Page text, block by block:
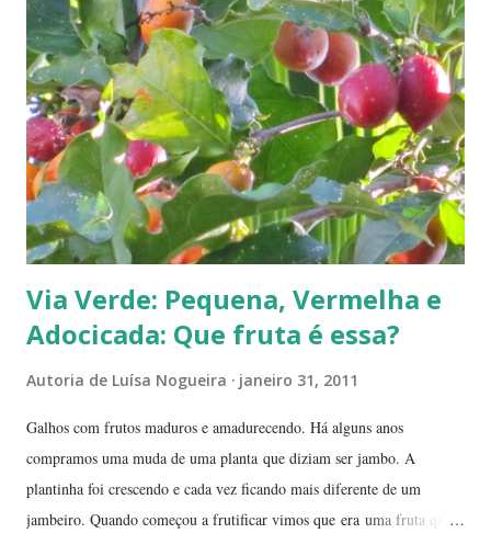
Via Verde: Pequena, Vermelha e
Adocicada: Que fruta é essa?
Autoria de Luísa Nogueira janeiro 31, 2011
Galhos com frutos maduros e amadurecendo. Há alguns anos
compramos uma muda de uma planta que diziam ser jambo. A
plantinha foi crescendo e cada vez ficando mais diferente de um
jambeiro. Quando começou a frutificar vimos que era uma fruta que